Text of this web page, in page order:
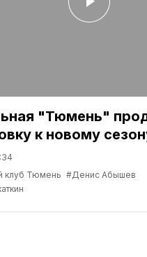
"Тюмень"
к новому
клуб Тюмень #Денис Абышев